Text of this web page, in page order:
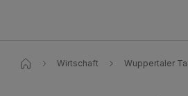
Wirtschaft Wuppertaler